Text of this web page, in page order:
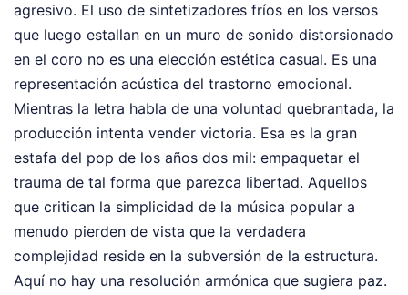
agresivo. El uso de sintetizadores fríos en los versos
que luego estallan en un muro de sonido distorsionado
en el coro no es una elección estética casual. Es una
representación acústica del trastorno emocional.
Mientras la letra habla de una voluntad quebrantada, la
producción intenta vender victoria. Esa es la gran
estafa del pop de los años dos mil: empaquetar el
trauma de tal forma que parezca libertad. Aquellos
que critican la simplicidad de la música popular a
menudo pierden de vista que la verdadera
complejidad reside en la subversión de la estructura.
Aquí no hay una resolución armónica que sugiera paz.